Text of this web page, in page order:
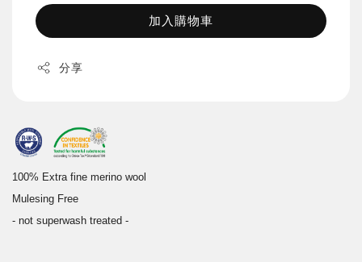
加入購物車
分享
100% Extra fine merino wool
Mulesing Free
- not superwash treated -